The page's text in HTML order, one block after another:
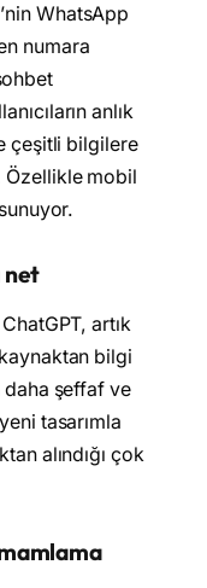
WhatsApp
numara
anlık
çeşitli bilgilere
Özellikle mobil
net
artık
bilgi
şeffaf ve
tasarımla
alındığı çok